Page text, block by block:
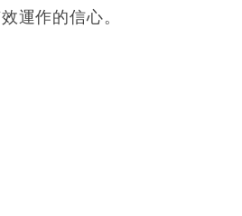
運作的信心。